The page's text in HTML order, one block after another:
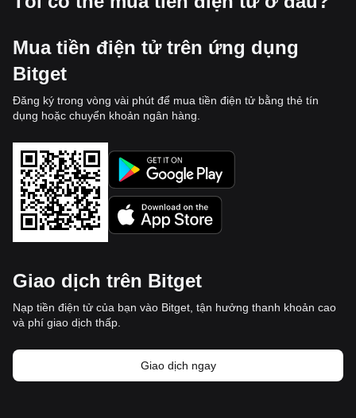
Mua tiền điện tử trên ứng dụng
Bitget
Đăng ký trong vòng vài phút để mua tiền điện tử bằng thẻ tín
dụng hoặc chuyển khoản ngân hàng.
Giao dịch trên Bitget
Nạp tiền điện tử của bạn vào Bitget, tận hưởng thanh khoản cao
và phí giao dịch thấp.
Giao dịch ngay